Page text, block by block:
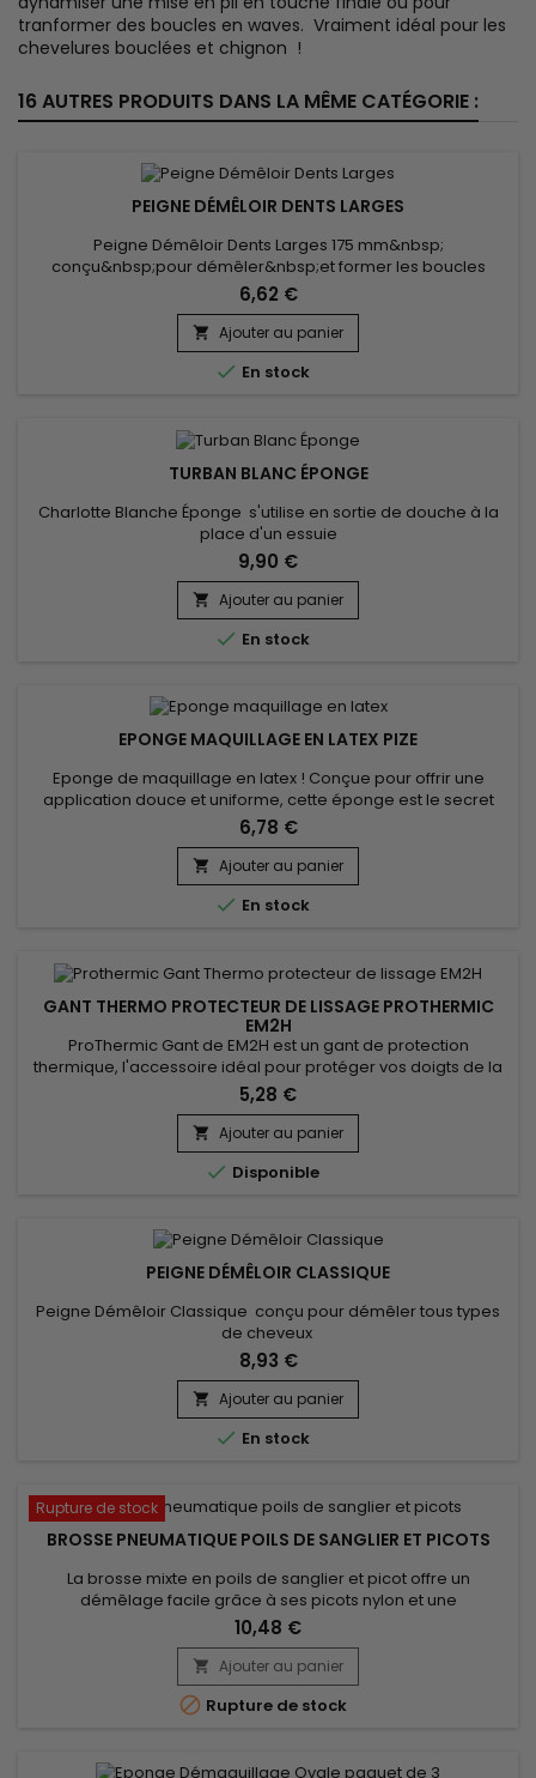
tranformer des boucles en waves. Vraiment idéal pour les
chevelures bouclées et chignon !
16 AUTRES PRODUITS DANS LA MÊME CATÉGORIE :
PEIGNE DÉMÊLOIR DENTS LARGES
Peigne Démêloir Dents Larges 175 mm&nbsp;
conçu&nbsp;pour démêler&nbsp;et former les boucles
indisciplinées
6,62 €
 Ajouter au panier
 En stock
TURBAN BLANC ÉPONGE
Charlotte Blanche Éponge s'utilise en sortie de douche à la
place d'un essuie
9,90 €
 Ajouter au panier
 En stock
EPONGE MAQUILLAGE EN LATEX PIZE
Eponge de maquillage en latex ! Conçue pour offrir une
application douce et uniforme, cette éponge est le secret
derrière chaque look impeccable.&nbsp;Texture Supérieure
fabriquée en latex de haute qualité, l’éponge possède une
texture douce et souple qui s'adapte parfaitement aux
contours de votre visage. Grâce à sa structure unique,
l'éponge distribue...
6,78 €
 Ajouter au panier
 En stock
GANT THERMO PROTECTEUR DE LISSAGE PROTHERMIC
EM2H
ProThermic Gant de EM2H est un gant de protection
thermique, l'accessoire idéal pour protéger vos doigts de la
chaleur lors des lissages de cheveux.&nbsp; Il&nbsp;
protège vos doigts de la chaleur procurée à haute
température par le lisseur.&nbsp; Equipé de 3 doigts de
protection et d'une fermeture scratch.&nbsp; ProThermic
Gant de EM2H&nbsp; est conçu...
5,28 €
 Ajouter au panier
 Disponible
PEIGNE DÉMÊLOIR CLASSIQUE
Peigne Démêloir Classique conçu pour démêler tous types
de cheveux
8,93 €
 Ajouter au panier
 En stock
Rupture de stock
BROSSE PNEUMATIQUE POILS DE SANGLIER ET PICOTS
La brosse mixte en poils de sanglier et picot offre un
démêlage facile grâce à ses picots nylon et une
brillance.&nbsp;Les poils de sanglier n'agressent pas car ils
renferment de la kératine comme nos cheveux et ont la
capacité d'absorber les impuretés et le gras.&nbsp;Doux
mais fermes, les poils facilitent le démêlage des cheveux
tout en massant...
10,48 €
 Ajouter au panier
 Rupture de stock